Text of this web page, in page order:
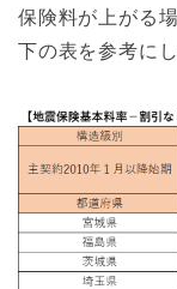
保険料が上がる
下の表を参考に